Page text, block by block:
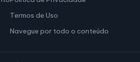
Termos de Uso
Navegue por todo o conteúdo